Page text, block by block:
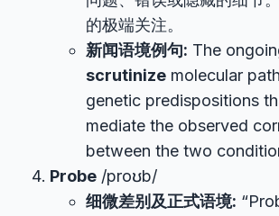
的极端关注。
新闻语境例句: The
scrutinize molecular
genetic predispositions
mediate the observed
between the two
Probe /proʊb/
细微差别及正式语境: